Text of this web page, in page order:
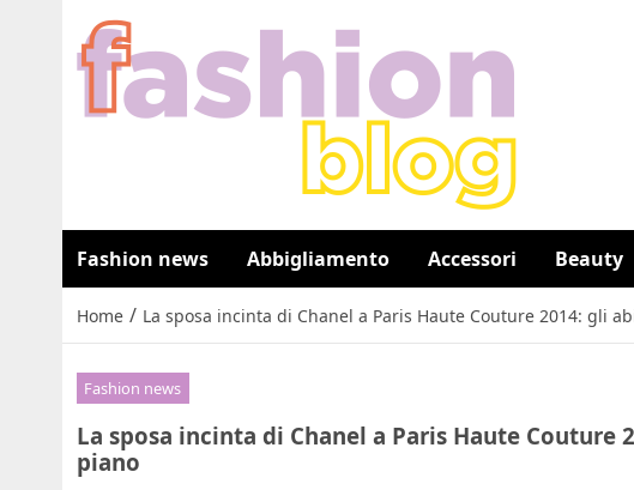
Fashion news Abbigliamento Accessori Beauty
Home / La sposa incinta di Chanel a Paris Haute Couture 2014: gli
Fashion news
La sposa incinta di Chanel a Paris Haute Couture
piano